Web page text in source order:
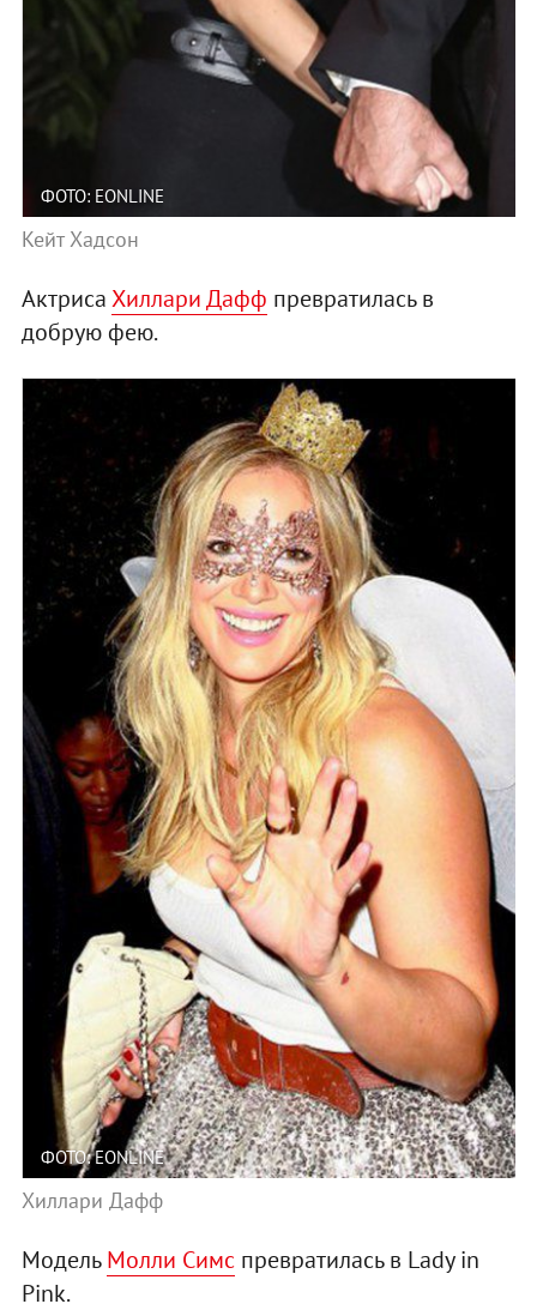
ФОТО: EONLINE
Кейт Хадсон
АктрисаХиллари Дафф превратилась в
добрую фею.
ФОТО: EONLINE
Хиллари Дафф
МодельМолли Симспревратилась в Lady in
Pink.